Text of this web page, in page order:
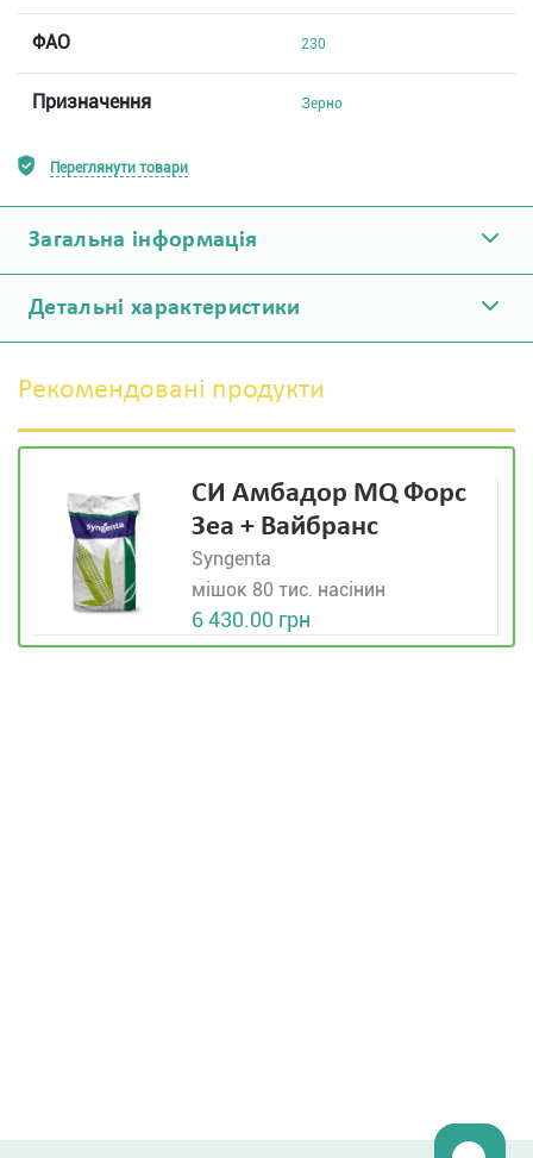
ФАО 230
Призначення Зерно
Переглянути товари
Загальна інформація
Детальні характеристики
Рекомендовані продукти
СИ Амбадор MQ Форс
Зеа + Вайбранс
Syngenta
мішок 80 тис. насінин
6 430.00 грн